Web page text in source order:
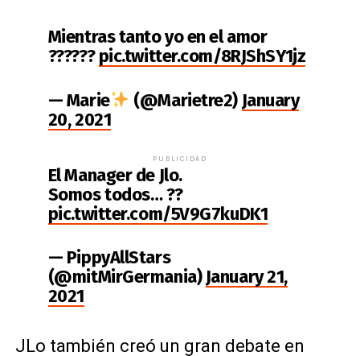
Mientras tanto yo en el amor
??????pic.twitter.com/8RJShSY1jz
— Marie (@Marietre2) January
20, 2021
PUBLICIDAD
El Manager de Jlo.
Somos todos… ??
pic.twitter.com/5V9G7kuDK1
— PippyAllStars
(@mitMirGermania)January 21,
2021
JLo también creó un gran debate en